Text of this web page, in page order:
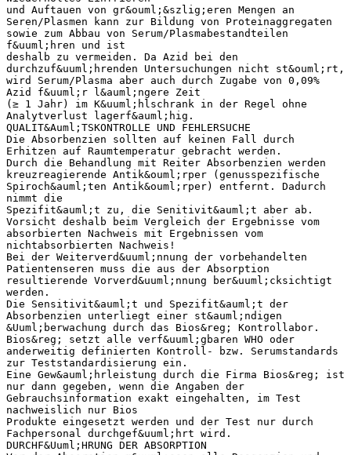
und Auftauen von gr&ouml;&szlig;eren Mengen an
Seren/Plasmen kann zur Bildung von Proteinaggregaten
sowie zum Abbau von Serum/Plasmabestandteilen
f&uuml;hren und ist
deshalb zu vermeiden. Da Azid bei den
durchzuf&uuml;hrenden Untersuchungen nicht st&ouml;rt,
wird Serum/Plasma aber auch durch Zugabe von 0,09%
Azid f&uuml;r l&auml;ngere Zeit
(≥ 1 Jahr) im K&uuml;hlschrank in der Regel ohne
Analytverlust lagerf&auml;hig.
QUALIT&Auml;TSKONTROLLE UND FEHLERSUCHE
Die Absorbenzien sollten auf keinen Fall durch
Erhitzen auf Raumtemperatur gebracht werden.
Durch die Behandlung mit Reiter Absorbenzien werden
kreuzreagierende Antik&ouml;rper (genusspezifische
Spiroch&auml;ten Antik&ouml;rper) entfernt. Dadurch
nimmt die
Spezifit&auml;t zu, die Senitivit&auml;t aber ab.
Vorsicht deshalb beim Vergleich der Ergebnisse vom
absorbierten Nachweis mit Ergebnissen vom
nichtabsorbierten Nachweis!
Bei der Weiterverd&uuml;nnung der vorbehandelten
Patientenseren muss die aus der Absorption
resultierende Vorverd&uuml;nnung ber&uuml;cksichtigt
werden.
Die Sensitivit&auml;t und Spezifit&auml;t der
Absorbenzien unterliegt einer st&auml;ndigen
&Uuml;berwachung durch das Bios&reg; Kontrollabor.
Bios&reg; setzt alle verf&uuml;gbaren WHO oder
anderweitig definierten Kontroll- bzw. Serumstandards
zur Teststandardisierung ein.
Eine Gew&auml;hrleistung durch die Firma Bios&reg; ist
nur dann gegeben, wenn die Angaben der
Gebrauchsinformation exakt eingehalten, im Test
nachweislich nur Bios
Produkte eingesetzt werden und der Test nur durch
Fachpersonal durchgef&uuml;hrt wird.
DURCHF&Uuml;HRUNG DER ABSORPTION